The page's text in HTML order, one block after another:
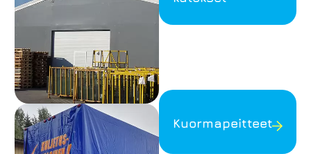
Kuormapeitteet